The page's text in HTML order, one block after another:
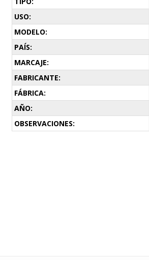
USO:
MODELO:
PAÍS:
MARCAJE:
FABRICANTE:
FÁBRICA:
AÑO:
OBSERVACIONES: